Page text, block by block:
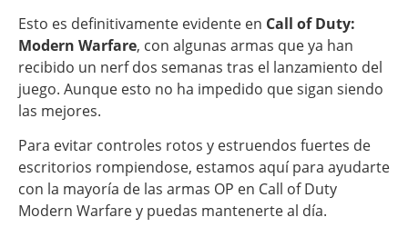
Esto es definitivamente evidente en Call of Duty:
Modern Warfare, con algunas armas que ya han
recibido un nerf dos semanas tras el lanzamiento del
juego. Aunque esto no ha impedido que sigan siendo
las mejores.
Para evitar controles rotos y estruendos fuertes de
escritorios rompiendose, estamos aquí para ayudarte
con la mayoría de las armas OP en Call of Duty
Modern Warfare y puedas mantenerte al día.